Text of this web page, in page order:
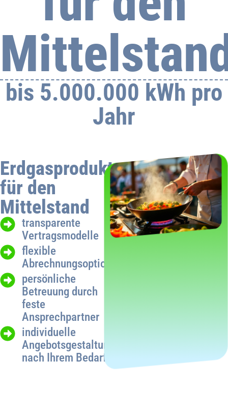
bis 5.000.000 kWh pro
Jahr
Erdgasprodukte
für den
Mittelstand
transparente
Vertragsmodelle
flexible
Abrechnungsoptionen
persönliche
Betreuung durch
feste
Ansprechpartner
individuelle
Angebotsgestaltung
nach Ihrem Bedarf